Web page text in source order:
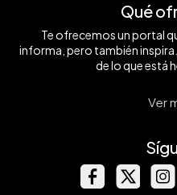
Qué
Te ofrecemos un portal
informa, pero también
de lo que está
Ver